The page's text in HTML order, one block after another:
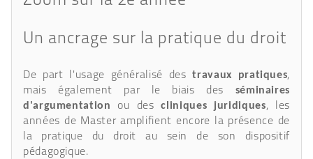
Un ancrage sur la pratique du droit
De part l'usage généralisé destravaux pratiques,
mais également par le biais des séminaires
d'argumentation
ou descliniques juridiques, les
années de Master amplifient encore la présence de
la pratique du droit au sein de son dispositif
pédagogique.